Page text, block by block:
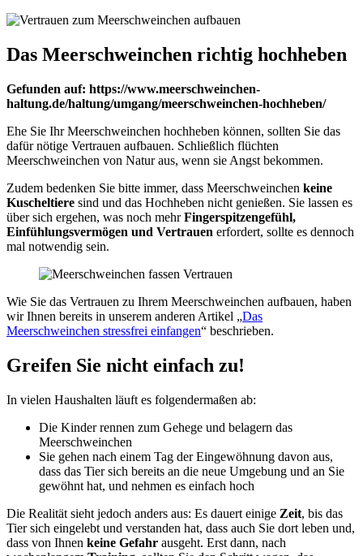
Das Meerschweinchen richtig hochheben
Gefunden auf: https://www.meerschweinchen-
haltung.de/haltung/umgang/meerschweinchen-hochheben/
Ehe Sie Ihr Meerschweinchen hochheben können, sollten Sie das
dafür nötige Vertrauen aufbauen. Schließlich flüchten
Meerschweinchen von Natur aus, wenn sie Angst bekommen.
Zudem bedenken Sie bitte immer, dass Meerschweinchen keine
Kuscheltiere sind und das Hochheben nicht genießen. Sie lassen es
über sich ergehen, was noch mehrFingerspitzengefühl,
Einfühlungsvermögen und Vertrauen erfordert, sollte es dennoch
mal notwendig sein.
Wie Sie das Vertrauen zu Ihrem Meerschweinchen aufbauen, haben
wir Ihnen bereits in unserem anderen Artikel „Das
Meerschweinchen stressfrei einfangen“ beschrieben.
Greifen Sie nicht einfach zu!
In vielen Haushalten läuft es folgendermaßen ab:
Die Kinder rennen zum Gehege und belagern das
Meerschweinchen
Sie gehen nach einem Tag der Eingewöhnung davon aus,
dass das Tier sich bereits an die neue Umgebung und an Sie
gewöhnt hat, und nehmen es einfach hoch
Die Realität sieht jedoch anders aus: Es dauert einige Zeit, bis das
Tier sich eingelebt und verstanden hat, dass auch Sie dort leben und,
dass von Ihnen keine Gefahr ausgeht. Erst dann, nach